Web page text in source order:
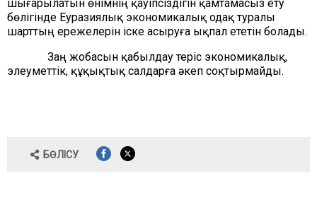
шығарылатын өнімнің қауіпсіздігін қамтамасыз ету
бөлігінде Еуразиялық экономикалық одақ туралы
шарттың ережелерін іске асыруға ықпал ететін болады.
Заң жобасын қабылдаутеріс экономикалық,
элеуметтік, құқықтық салдарға әкеп соқтырмайды.
БӨЛІСУ